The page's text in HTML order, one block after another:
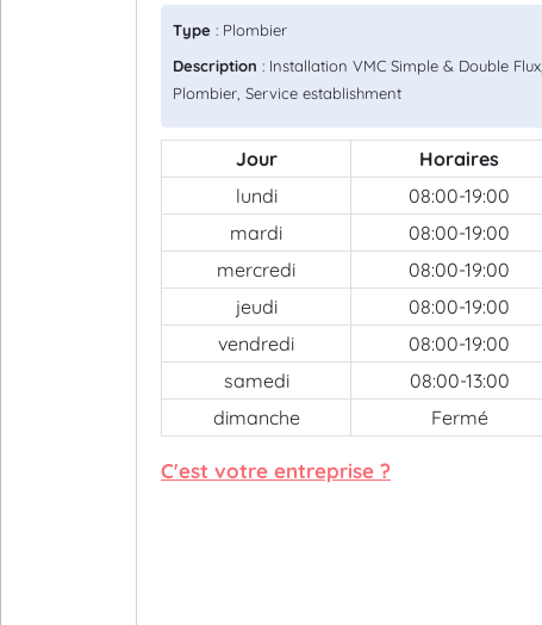
Type : Plombier
Description : Installation VMC Simple & Double Flux,
Plombier, Service establishment
Jour
Horaires
lundi
08:00-19:00
mardi
08:00-19:00
mercredi
08:00-19:00
jeudi
08:00-19:00
vendredi
08:00-19:00
samedi
08:00-13:00
dimanche
Fermé
C'est votre entreprise ?